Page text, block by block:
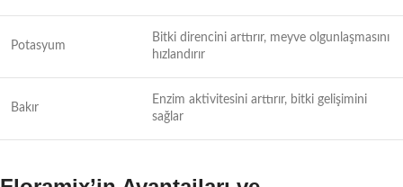
Potasyum
Bitki direncini arttırır, meyve olgunlaşmasını
hızlandırır
Bakır
Enzim aktivitesini arttırır, bitki gelişimini
sağlar